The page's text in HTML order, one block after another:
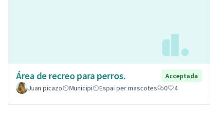
Área de recreo para perros.
Acceptada
Juan picazo
Municipi Espai per mascotes 0 4